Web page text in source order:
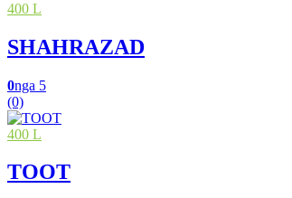
400 L
SHAHRAZAD
0nga 5
(0)
400 L
TOOT